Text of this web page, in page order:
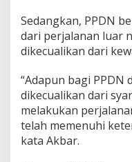
i
b
V
a
s
n
B
o
Sedangkan, PPDN
dari perjalanan luar
dikecualikan dari
“Adapun bagi PPDN
dikecualikan dari
melakukan
telah memenuhi
kata Akbar.